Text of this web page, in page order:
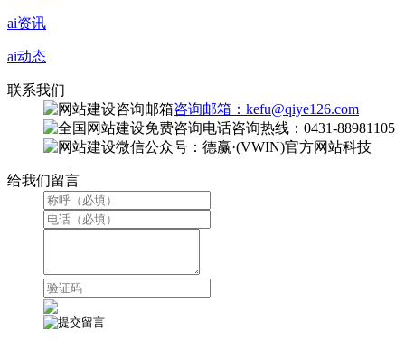
ai资讯
ai动态
联系我们
咨询邮箱：kefu@qiye126.com
咨询热线：0431-88981105
微信公众号：德赢·(VWIN)官方网站科技
给我们留言